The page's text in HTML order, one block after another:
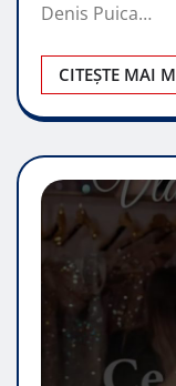
Denis Puica…
CITEȘTE MAI